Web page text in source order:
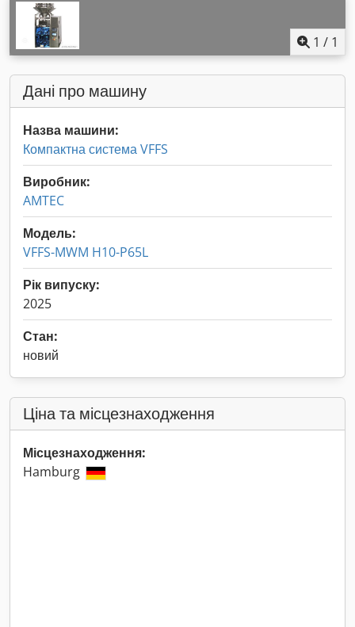
1 / 1
Дані про машину
Назва машини:
Компактна система VFFS
Виробник:
AMTEC
Модель:
VFFS-MWM H10-P65L
Рік випуску:
2025
Стан:
новий
Ціна та місцезнаходження
Місцезнаходження:
Hamburg